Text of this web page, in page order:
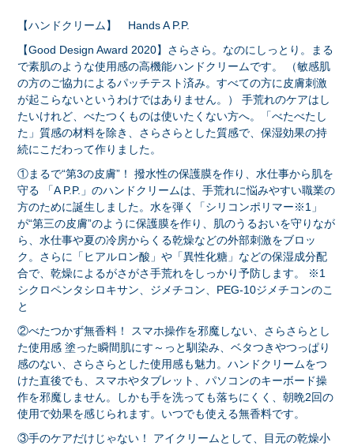
【ハンドクリーム】 Hands A P.P.
【Good Design Award 2020】さらさら。なのにしっとり。まる
で素肌のような使用感の高機能ハンドクリームです。 （敏感肌
の方のご協力によるパッチテスト済み。すべての方に皮膚刺激
が起こらないというわけではありません。） 手荒れのケアはし
たいけれど、べたつくものは使いたくない方へ。「べたべたし
た」質感の材料を除き、さらさらとした質感で、保湿効果の持
続にこだわって作りました。
①まるで“第3の皮膚”！ 撥水性の保護膜を作り、水仕事から肌を
守る 「A P.P.」のハンドクリームは、手荒れに悩みやすい職業の
方のために誕生しました。水を弾く「シリコンポリマー※1」
が“第三の皮膚”のように保護膜を作り、肌のうるおいを守りなが
ら、水仕事や夏の冷房からくる乾燥などの外部刺激をブロッ
ク。さらに「ヒアルロン酸」や「異性化糖」などの保湿成分配
合で、乾燥によるがさがさ手荒れをしっかり予防します。 ※1
シクロペンタシロキサン、ジメチコン、PEG-10ジメチコンのこ
と
②べたつかず無香料！ スマホ操作を邪魔しない、さらさらとし
た使用感 塗った瞬間肌にす～っと馴染み、ベタつきやつっぱり
感のない、さらさらとした使用感も魅力。ハンドクリームをつ
けた直後でも、スマホやタブレット、パソコンのキーボード操
作を邪魔しません。しかも手を洗っても落ちにくく、朝晩2回の
使用で効果を感じられます。いつでも使える無香料です。
③手のケアだけじゃない！ アイクリームとして、目元の乾燥小